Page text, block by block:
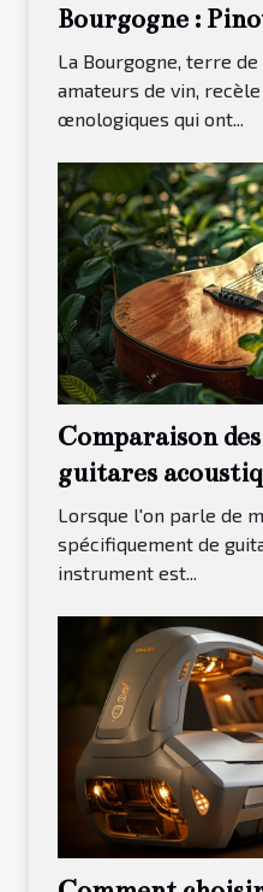
Bourgogne :
Chardonnay
La Bourgogne, terre
amateurs de vin,
œnologiques qui ont...
Comparaison
guitares
débutants en
Lorsque l'on parle de
spécifiquement de
instrument est...